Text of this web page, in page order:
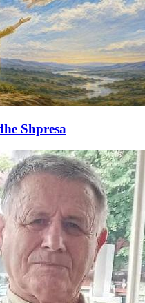
Shpresa